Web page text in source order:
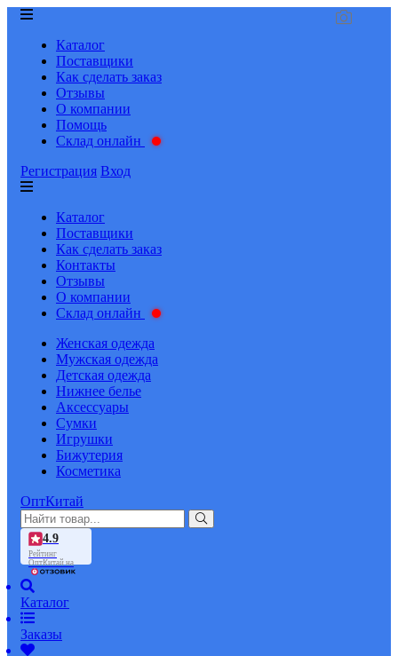
Каталог
Поставщики
Как сделать заказ
Отзывы
О компании
Помощь
Склад онлайн
Регистрация Вход
Каталог
Поставщики
Как сделать заказ
Контакты
Отзывы
О компании
Склад онлайн
Женская одежда
Мужская одежда
Детская одежда
Нижнее белье
Аксессуары
Сумки
Игрушки
Бижутерия
Косметика
ОптКитай
4.9
Рейтинг
ОптКитай на
Каталог
Заказы